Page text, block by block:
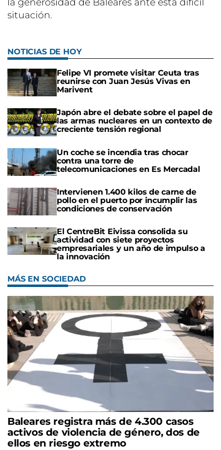
la generosidad de Baleares ante esta difícil
situación.
NOTICIAS DE HOY
Felipe VI promete visitar Ceuta tras
reunirse con Juan Jesús Vivas en
Marivent
Japón abre el debate sobre el papel de
las armas nucleares en un contexto de
creciente tensión regional
Un coche se incendia tras chocar
contra una torre de
telecomunicaciones en Es Mercadal
Intervienen 1.400 kilos de carne de
pollo en el puerto por incumplir las
condiciones de conservación
El CentreBit Eivissa consolida su
actividad con siete proyectos
empresariales y un año de impulso a
la innovación
MÁS EN SOCIEDAD
Baleares registra más de 4.300 casos
activos de violencia de género, dos de
ellos en riesgo extremo